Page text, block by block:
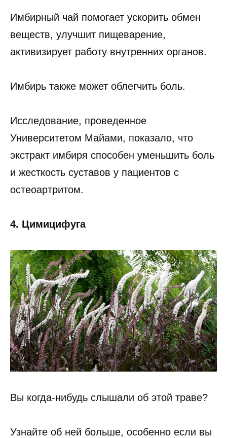
Имбирный чай помогает ускорить обмен
веществ, улучшит пищеварение,
активизирует работу внутренних органов.
Имбирь также может облегчить боль.
Исследование, проведенное
Университетом Майами, показало, что
экстракт имбиря способен уменьшить боль
и жесткость суставов у пациентов с
остеоартритом.
4. Цимицифуга
Вы когда-нибудь слышали об этой траве?
Узнайте об ней больше, особенно если вы